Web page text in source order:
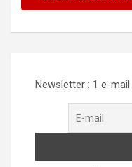
Newsletter : 1 e-